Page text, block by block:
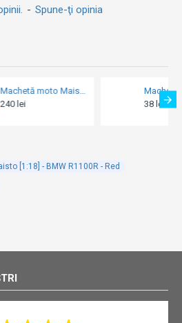
- Spune-ţi opinia
Machetă moto Welly [1:18] - Yamaha 1999 Vino YJ50R - Brown-Copper/Cream
lei
225 lei
[1:18] - BMW R1100R - Red